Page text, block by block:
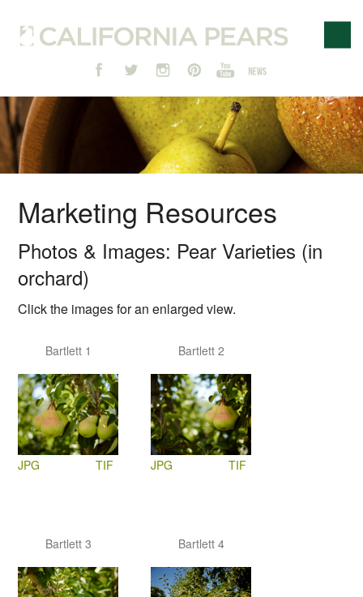
Marketing Resources
Photos & Images: Pear Varieties (in
orchard)
Click the images for an enlarged view.
Bartlett 1
JPG TIF
Bartlett 2
JPG TIF
Bartlett 3 Bartlett 4